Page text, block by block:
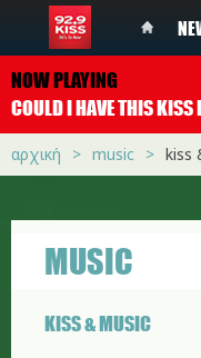
NOW PLAYING
COULD I HAVE THIS KISS
αρχική music kiss
MUSIC
KISS & MUSIC